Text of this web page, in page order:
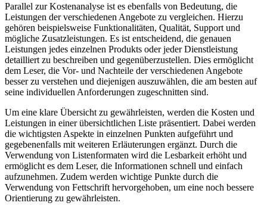
Parallel zur Kostenanalyse ist es ⁤ebenfalls ⁢von Bedeutung, die
Leistungen der verschiedenen Angebote zu vergleichen. Hierzu
gehören beispielsweise Funktionalitäten,‌ Qualität, Support und
mögliche Zusatzleistungen.⁣ Es ist entscheidend, die genauen‌
Leistungen⁤ jedes einzelnen Produkts ‌oder jeder​ Dienstleistung
detailliert zu beschreiben und gegenüberzustellen. ‍Dies⁢ ermöglicht
dem⁤ Leser, die Vor- und ​Nachteile der verschiedenen Angebote
besser zu verstehen und​ diejenigen auszuwählen, die am besten auf
seine⁢ individuellen Anforderungen zugeschnitten sind.
Um ⁢eine klare Übersicht zu gewährleisten, werden die​ Kosten und
Leistungen in einer übersichtlichen Liste‌ präsentiert. Dabei werden
die wichtigsten Aspekte in einzelnen Punkten aufgeführt und
gegebenenfalls mit weiteren Erläuterungen ergänzt.⁤ Durch die
Verwendung ⁣von⁤ Listenformaten wird‍ die Lesbarkeit erhöht und
ermöglicht es dem Leser, die Informationen schnell​ und einfach
‍aufzunehmen. Zudem werden wichtige Punkte durch die‌
Verwendung von Fettschrift hervorgehoben, um eine ‍noch bessere
Orientierung zu gewährleisten.